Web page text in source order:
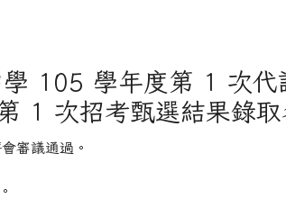
105 學年度第 1 次代
1 次招考甄選結果錄取
審議通過。